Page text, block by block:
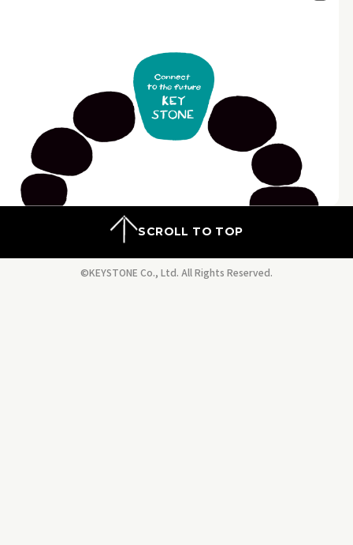
SCROLL TO TOP
©KEYSTONE Co., Ltd. All Rights Reserved.